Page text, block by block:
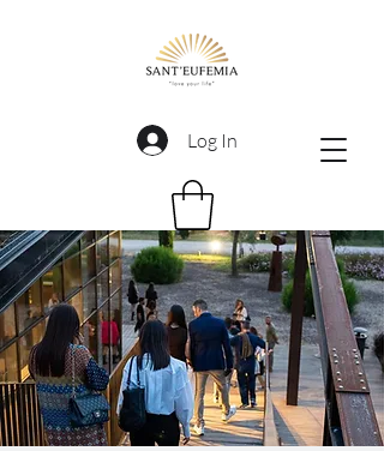
Log In